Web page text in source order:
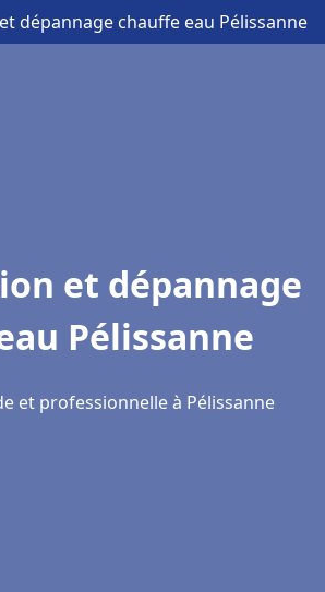
dépannage chauffe eau Pélissanne
et dépannage
Pélissanne
et professionnelle à Pélissanne